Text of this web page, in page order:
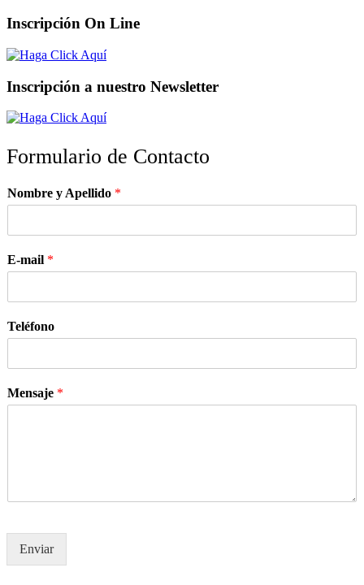
Inscripción On Line
Inscripción a nuestro Newsletter
Formulario de Contacto
Nombre y Apellido *
E-mail *
Teléfono
Mensaje *
Enviar